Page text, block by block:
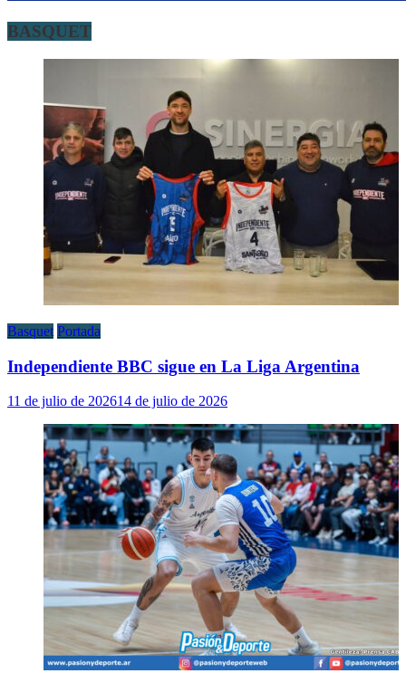
BASQUET
Basquet Portada
Independiente BBC sigue en La Liga Argentina
11 de julio de 202614 de julio de 2026